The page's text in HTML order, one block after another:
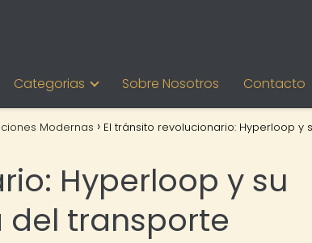
Categorias Sobre Nosotros Contacto
Modernas
El tránsito revolucionario: Hyperloop y
Hyperloop y su
transporte